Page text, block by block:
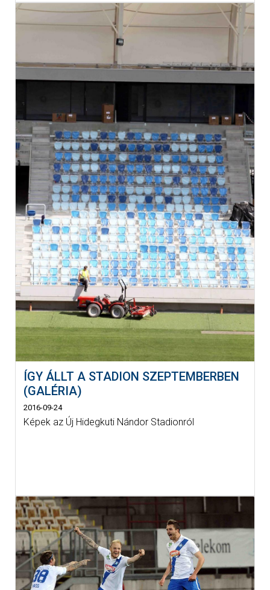
ÍGY ÁLLT A STADION SZEPTEMBERBEN
(GALÉRIA)
2016-09-24
Képek az Új Hidegkuti Nándor Stadionról